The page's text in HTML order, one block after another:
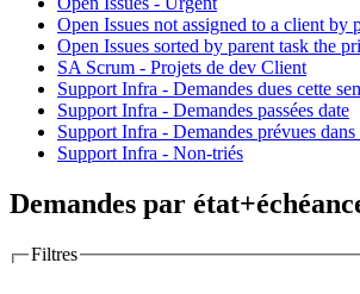
Open Issues not assigned to a client by
Open Issues sorted by parent task the
SA Scrum - Projets de dev Client
Support Infra - Demandes dues cette
Support Infra - Demandes passées date
Support Infra - Demandes prévues
Support Infra - Non-triés
Demandes par
Filtres